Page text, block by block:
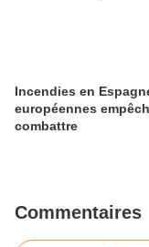
Incendies en
européennes
combattre
Commentaires